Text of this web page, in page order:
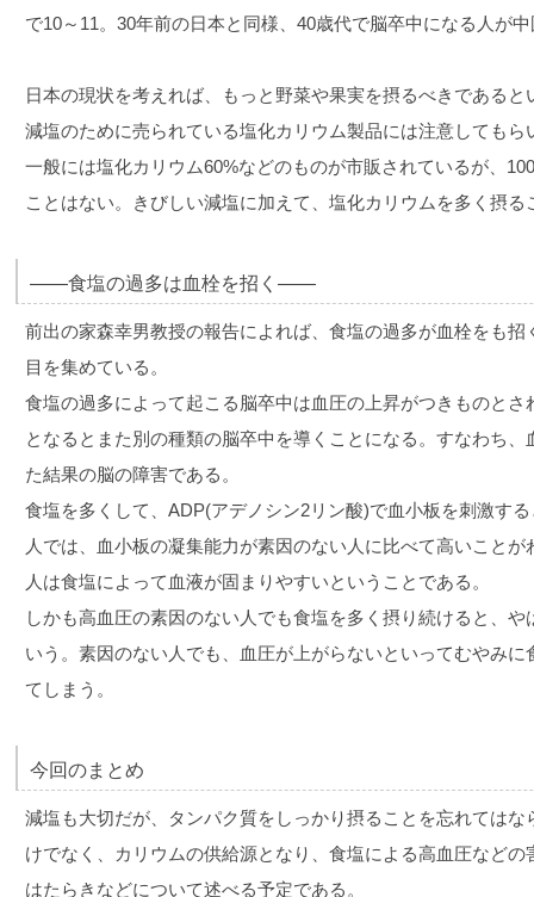
で10～11。30年前の日本と同様、40歳代で脳卒中になる人が
日本の現状を考えれば、もっと野菜や果実を摂るべきである
減塩のために売られている塩化カリウム製品には注意してもら
一般には塩化カリウム60%などのものが市販されているが、
ことはない。きびしい減塩に加えて、塩化カリウムを多く摂る
――食塩の過多は血栓を招く――
前出の家森幸男教授の報告によれば、食塩の過多が血栓をも
目を集めている。
食塩の過多によって起こる脳卒中は血圧の上昇がつきものと
となるとまた別の種類の脳卒中を導くことになる。すなわち
た結果の脳の障害である。
食塩を多くして、ADP(アデノシン2リン酸)で血小板を刺激す
人では、血小板の凝集能力が素因のない人に比べて高いこと
人は食塩によって血液が固まりやすいということである。
しかも高血圧の素因のない人でも食塩を多く摂り続けると、
いう。素因のない人でも、血圧が上がらないといってむやみ
てしまう。
今回のまとめ
減塩も大切だが、タンパク質をしっかり摂ることを忘れては
けでなく、カリウムの供給源となり、食塩による高血圧など
はたらきなどについて述べる予定である。